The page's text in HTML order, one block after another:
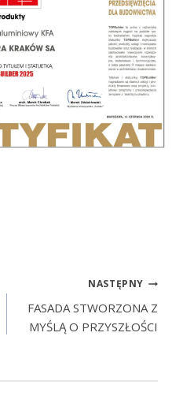
NASTĘPNY
FASADA STWORZONA Z
MYŚLĄ O PRZYSZŁOŚCI